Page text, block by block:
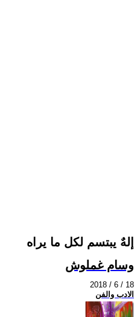
إلهٌ يبتسم لكل ما يراه
وسام غملوش
2018 / 6 / 18
الادب والفن